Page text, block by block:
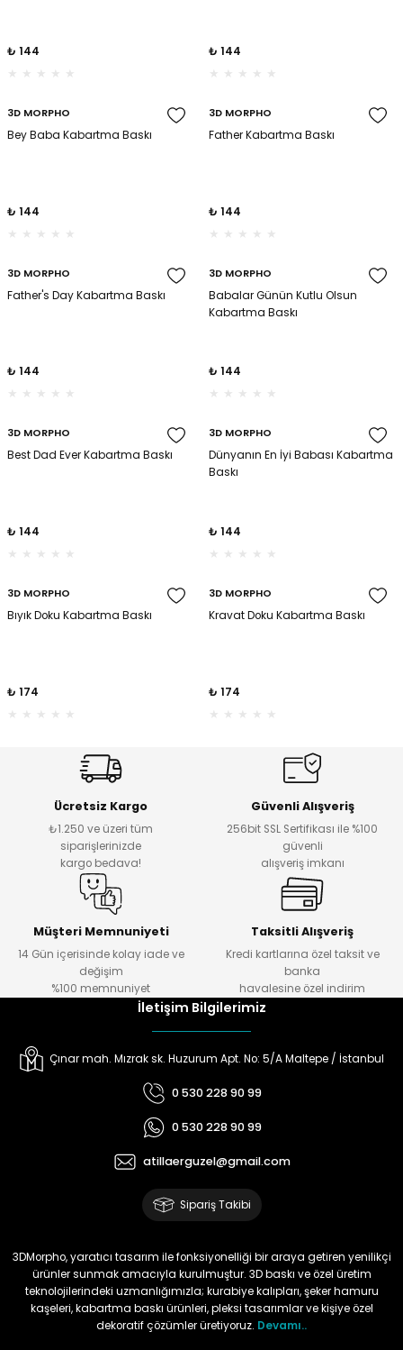
₺ 144 ₺ 144
3D MORPHO
Bey Baba Kabartma Baskı
₺ 144
3D MORPHO
Father Kabartma Baskı
₺ 144
3D MORPHO
Father's Day Kabartma Baskı
₺ 144
3D MORPHO
Babalar Günün Kutlu Olsun
Kabartma Baskı
₺ 144
3D MORPHO
Best Dad Ever Kabartma Baskı
₺ 144
3D MORPHO
Dünyanın En İyi Babası Kabartma
Baskı
₺ 144
3D MORPHO
Bıyık Doku Kabartma Baskı
₺ 174
3D MORPHO
Kravat Doku Kabartma Baskı
₺ 174
Ücretsiz Kargo
₺1.250 ve üzeri tüm
siparişlerinizde
kargo bedava!
Güvenli Alışveriş
256bit SSL Sertifikası ile %100
güvenli
alışveriş imkanı
Müşteri Memnuniyeti
14 Gün içerisinde kolay iade ve
değişim
%100 memnuniyet
Taksitli Alışveriş
Kredi kartlarına özel taksit ve
banka
havalesine özel indirim
İletişim Bilgilerimiz
Çınar mah. Mızrak sk. Huzurum Apt. No: 5/A Maltepe / İstanbul
0 530 228 90 99
0 530 228 90 99
atillaerguzel@gmail.com
Sipariş Takibi
3DMorpho, yaratıcı tasarım ile fonksiyonelliği bir araya getiren yenilikçi
ürünler sunmak amacıyla kurulmuştur. 3D baskı ve özel üretim
teknolojilerindeki uzmanlığımızla; kurabiye kalıpları, şeker hamuru
kaşeleri, kabartma baskı ürünleri, pleksi tasarımlar ve kişiye özel
dekoratif çözümler üretiyoruz. Devamı..